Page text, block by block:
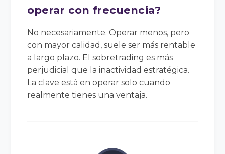
operar con frecuencia?
No necesariamente. Operar menos, pero
con mayor calidad, suele ser más rentable
a largo plazo. El sobretrading es más
perjudicial que la inactividad estratégica.
La clave está en operar solo cuando
realmente tienes una ventaja.